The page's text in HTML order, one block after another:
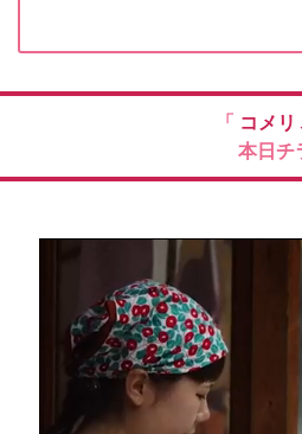
「 コメリ
本日チ